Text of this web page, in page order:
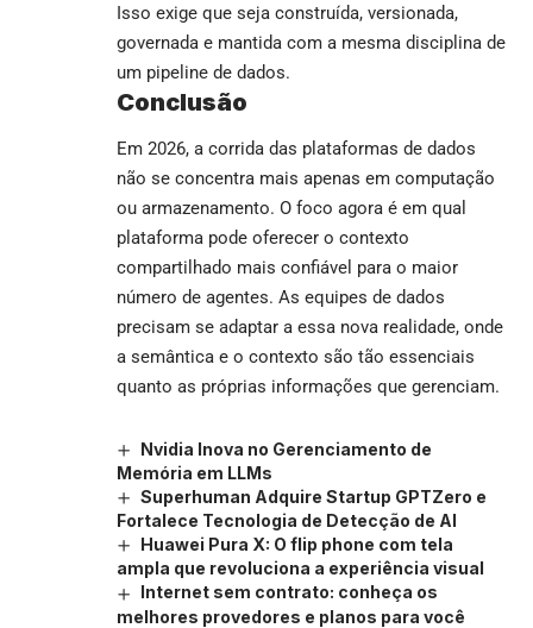
Isso exige que seja construída, versionada,
governada e mantida com a mesma disciplina de
um pipeline de dados.
Conclusão
Em 2026, a corrida das plataformas de dados
não se concentra mais apenas em computação
ou armazenamento. O foco agora é em qual
plataforma pode oferecer o contexto
compartilhado mais confiável para o maior
número de agentes. As equipes de dados
precisam se adaptar a essa nova realidade, onde
a semântica e o contexto são tão essenciais
quanto as próprias informações que gerenciam.
Nvidia Inova no Gerenciamento de
Memória em LLMs
Superhuman Adquire Startup GPTZero e
Fortalece Tecnologia de Detecção de AI
Huawei Pura X: O flip phone com tela
ampla que revoluciona a experiência visual
Internet sem contrato: conheça os
melhores provedores e planos para você